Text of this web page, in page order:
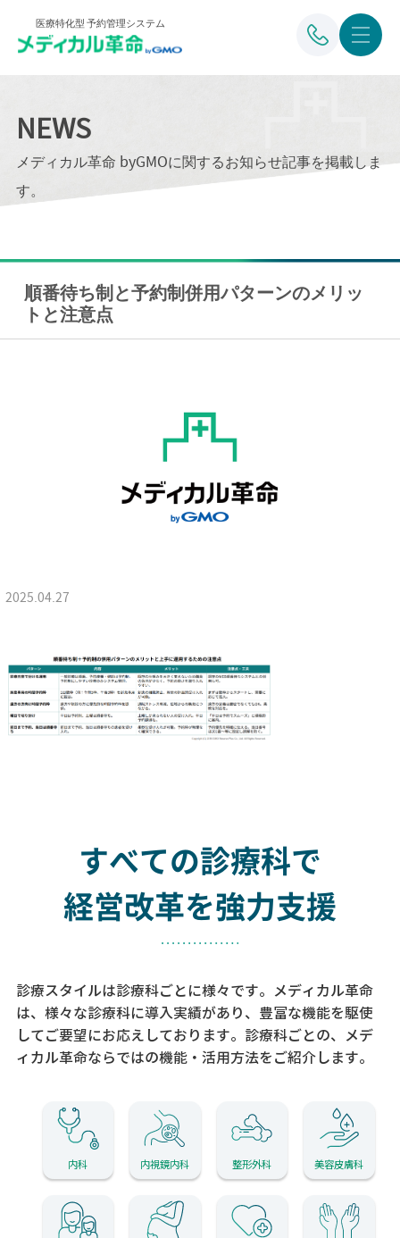
医療特化型 予約管理システム
NEWS
メディカル革命 byGMOに関するお知らせ記事を掲載しま
す。
順番待ち制と予約制併用パターンのメリッ
トと注意点
2025.04.27
すべての診療科で
経営改革を強力支援
診療スタイルは診療科ごとに様々です。メディカル革命
は、様々な診療科に導入実績があり、 豊富な機能を駆使
してご要望にお応えしております。 診療科ごとの、メデ
ィカル革命ならではの機能・活用方法をご紹介します。
内科 内視鏡内科 整形外科 美容皮膚科